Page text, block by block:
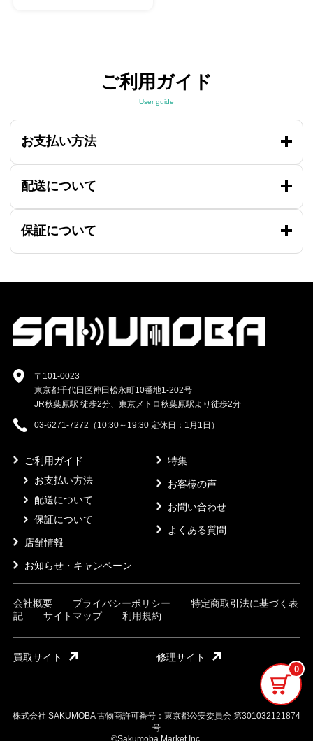
0
ご利用ガイド
User guide
お支払い方法
配送について
保証について
〒101-0023
東京都千代田区神田松永町10番地1-202号
JR秋葉原駅 徒歩2分、東京メトロ秋葉原駅より徒歩2分
03-6271-7272（10:30～19:30 定休日：1月1日）
ご利用ガイド
お支払い方法
配送について
保証について
店舗情報
お知らせ・キャンペーン
特集
お客様の声
お問い合わせ
よくある質問
会社概要 プライバシーポリシー
特定商取引法に基づく表
記
サイトマップ 利用規約
買取サイト 修理サイト
株式会社 SAKUMOBA 古物商許可番号：東京都公安委員会 第301032121874
号
©Sakumoba Market Inc.